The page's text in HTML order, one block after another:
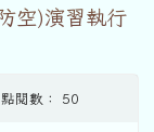
空)演習執行
閱數： 50